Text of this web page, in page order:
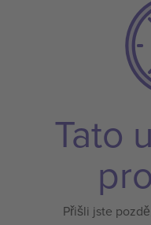
Tato
Přišli jste